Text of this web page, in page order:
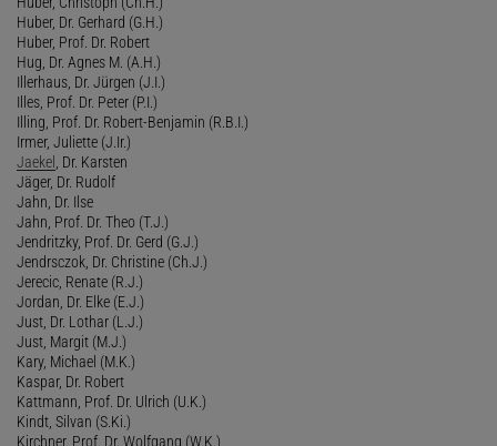
Huber, Dr. Gerhard (G.H.)
Huber, Prof. Dr. Robert
Hug, Dr. Agnes M. (A.H.)
Illerhaus, Dr. Jürgen (J.I.)
Illes, Prof. Dr. Peter (P.I.)
Illing, Prof. Dr. Robert-Benjamin (R.B.I.)
Irmer, Juliette (J.Ir.)
Jaekel , Dr. Karsten
Jäger, Dr. Rudolf
Jahn, Dr. Ilse
Jahn, Prof. Dr. Theo (T.J.)
Jendritzky, Prof. Dr. Gerd (G.J.)
Jendrsczok, Dr. Christine (Ch.J.)
Jerecic, Renate (R.J.)
Jordan, Dr. Elke (E.J.)
Just, Dr. Lothar (L.J.)
Just, Margit (M.J.)
Kary, Michael (M.K.)
Kaspar, Dr. Robert
Kattmann, Prof. Dr. Ulrich (U.K.)
Kindt, Silvan (S.Ki.)
Kirchner, Prof. Dr. Wolfgang (W.K.)